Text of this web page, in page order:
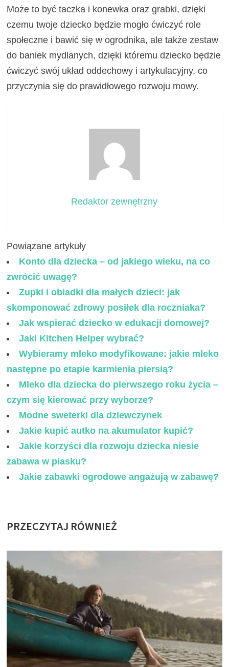
Może to być taczka i konewka oraz grabki, dzięki
czemu twoje dziecko będzie mogło ćwiczyć role
społeczne i bawić się w ogrodnika, ale także zestaw
do baniek mydlanych, dzięki któremu dziecko będzie
ćwiczyć swój układ oddechowy i artykulacyjny, co
przyczynia się do prawidłowego rozwoju mowy.
Redaktor zewnętrzny
Powiązane artykuły
Konto dla dziecka – od jakiego wieku, na co
zwrócić uwagę?
Zupki i obiadki dla małych dzieci: jak
skomponować zdrowy posiłek dla roczniaka?
Jak wspierać dziecko w edukacji domowej?
Jaki Kitchen Helper wybrać?
Wybieramy mleko modyfikowane: jakie mleko
następne po etapie karmienia piersią?
Mleko dla dziecka do pierwszego roku życia –
czym się kierować przy wyborze?
Modne sweterki dla dziewczynek
Jakie kupić autko na akumulator kupić?
Jakie korzyści dla rozwoju dziecka niesie
zabawa w piasku?
Jakie zabawki ogrodowe angażują w zabawę?
PRZECZYTAJ RÓWNIEŻ